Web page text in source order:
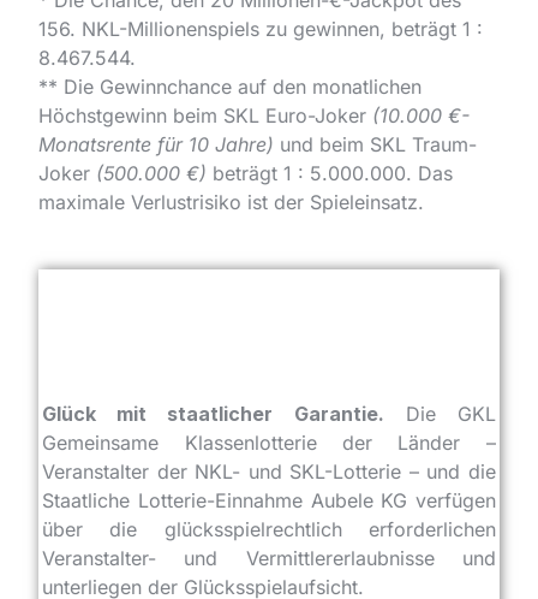
156. NKL-Millionen­spiels zu gewinnen, beträgt1 :
8.467.544.
** Die Gewinnchance auf den monatlichen
Höchstgewinn beim SKL Euro-Joker (10.000 €-
Monatsrente für 10 Jahre) und beim SKL Traum-
Joker (500.000 €) beträgt1 : 5.000.000. Das
maximale Verlustrisiko ist der Spieleinsatz.
Glück mit staatlicher Garantie. Die GKL
Gemeinsame Klassenlotterie der Länder –
Veranstalter der NKL- und SKL-Lotterie – und die
Staatliche Lotterie-Einnahme Aubele KG verfügen
über die glücksspielrechtlich erforderlichen
Veranstalter- und Vermittlererlaubnisse und
unterliegen der Glücksspielaufsicht.